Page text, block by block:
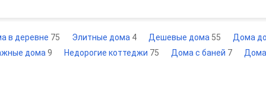
в деревне 75 Элитные дома 4 Дешевые дома 55 Дома
дома 9 Недорогие коттеджи 75 Дома с баней 7